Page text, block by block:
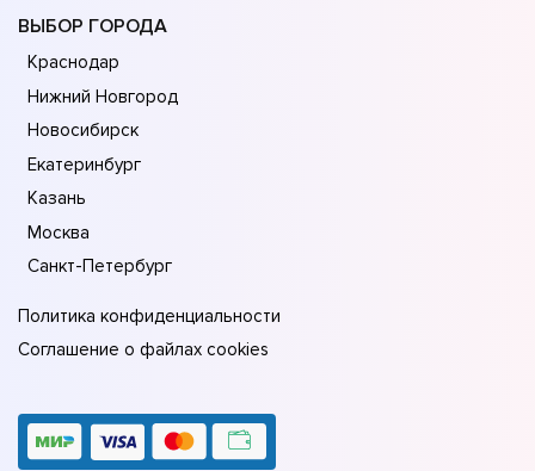
ВЫБОР ГОРОДА
Краснодар
Нижний Новгород
Новосибирск
Екатеринбург
Казань
Москва
Санкт-Петербург
Политика конфиденциальности
Соглашение о файлах cookies